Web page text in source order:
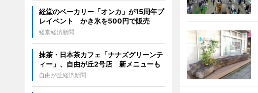
経堂のベーカリー「オンカ」が15周年プ
レイベント かき氷を500円で販売
経堂経済新聞
抹茶・日本茶カフェ「ナナズグリーンテ
ィー」、自由が丘2号店 新メニューも
自由が丘経済新聞